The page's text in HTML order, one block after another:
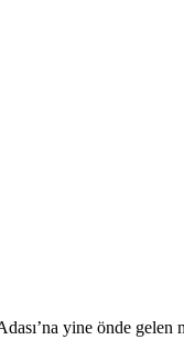
yine önde